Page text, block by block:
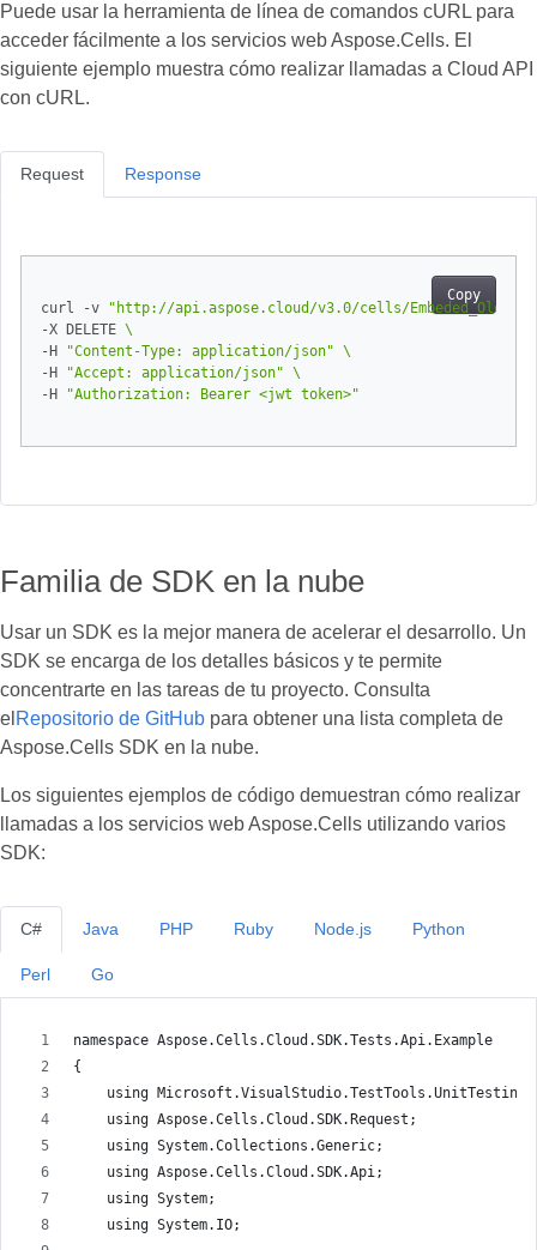
Puede usar la herramienta de línea de comandos cURL para
acceder fácilmente a los servicios web Aspose.Cells. El
siguiente ejemplo muestra cómo realizar llamadas a Cloud API
con cURL.
Request
Copy
curl -v
"http://api.aspose.cloud/v3.0/cells/
-X DELETE
-H
"Content-Type: application/json"
-H
"Accept: application/json"
-H
"Authorization: Bearer <jwt token>"
Response
Familia de SDK en la nube
Usar un SDK es la mejor manera de acelerar el desarrollo. Un
SDK se encarga de los detalles básicos y te permite
concentrarte en las tareas de tu proyecto. Consulta
el Repositorio de GitHub para obtener una lista completa de
Aspose.Cells SDK en la nube.
Los siguientes ejemplos de código demuestran cómo realizar
llamadas a los servicios web Aspose.Cells utilizando varios
SDK:
C#
namespace Aspose.Cells.Cloud.SDK.Tests.Api.Example
{
    using Microsoft.VisualStudio.TestTools.UnitTesting;
    using Aspose.Cells.Cloud.SDK.Request;
    using System.Collections.Generic;
    using Aspose.Cells.Cloud.SDK.Api;
    using System;
    using System.IO;
Java PHP Ruby Node.js Python
Perl Go